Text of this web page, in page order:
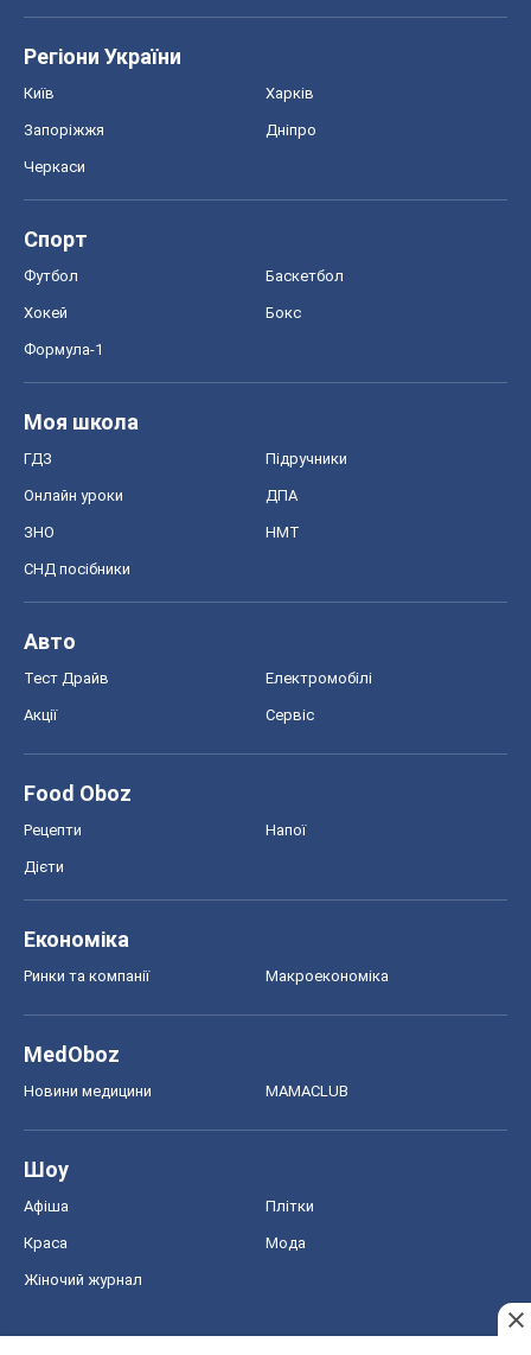
Регіони України
Київ Харків
Запоріжжя Дніпро
Черкаси
Спорт
Футбол Баскетбол
Хокей Бокс
Формула-1
Моя школа
ГДЗ Підручники
Онлайн уроки ДПА
ЗНО НМТ
СНД посібники
Авто
Тест Драйв Електромобілі
Акції Сервіс
Food Oboz
Рецепти Напої
Дієти
Економіка
Ринки та компанії Макроекономіка
MedOboz
Новини медицини MAMACLUB
Шоу
Афіша Плітки
Краса Мода
Жіночий журнал